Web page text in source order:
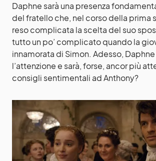
Daphne sarà una presenza
del fratello che, nel corso della prima
reso complicata la scelta del suo
tutto un po’ complicato quando la
innamorata di Simon. Adesso,
l’attenzione e sarà, forse, ancor più
consigli sentimentali ad Anthony?